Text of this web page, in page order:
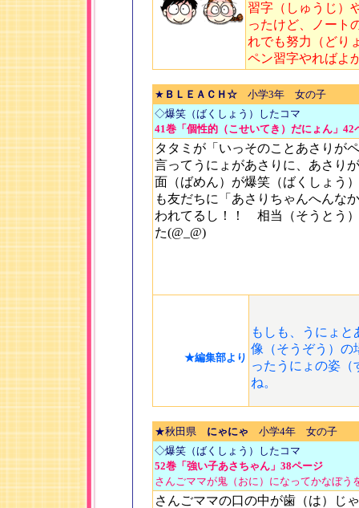
習字（しゅうじ）
ったけど、ノート
れでも努力（どり
ペン習字やればよ
★ ＢＬＥＡＣＨ☆小学3年 女の子
◇爆笑（ばくしょう）したコマ
41巻「個性的（こせいてき）だにょん」42
タタミが「いっそのことあさりが
言ってうにょがあさりに、あさり
面（ばめん）が爆笑（ばくしょう
も友だちに「あさりちゃんへんな
われてるし！！ 相当（そうとう
た(@_@)
★編集部より
もしも、うにょ
像（そうぞう）の
ったうにょの姿
ね。
★秋田県 にゃにゃ 小学4年 女の子
◇爆笑（ばくしょう）したコマ
52巻「強い子あさちゃん」38ページ
さんごママが鬼（おに）になってかなぼ
さんごママの口の中が歯（は）じ